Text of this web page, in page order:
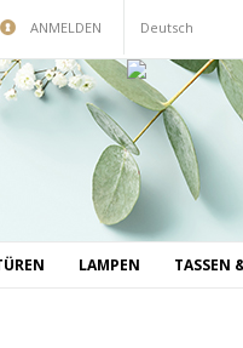
ANMELDEN Deutsch
LAMPEN TASSEN